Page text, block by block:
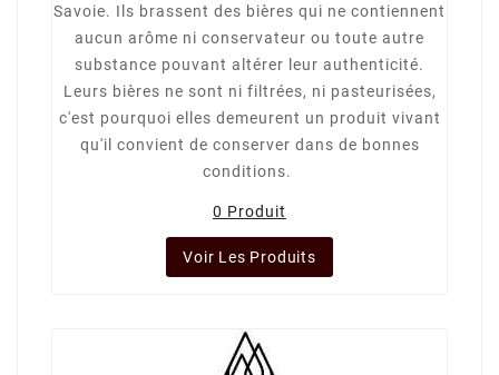
Savoie. Ils brassent des bières qui ne contiennent
aucun arôme ni conservateur ou toute autre
substance pouvant altérer leur authenticité.
Leurs bières ne sont ni filtrées, ni pasteurisées,
c'est pourquoi elles demeurent un produit vivant
qu'il convient de conserver dans de bonnes
conditions.
0 Produit
Voir Les Produits